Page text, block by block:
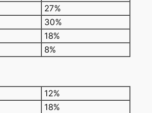
27%
30%
18%
8%
12%
18%